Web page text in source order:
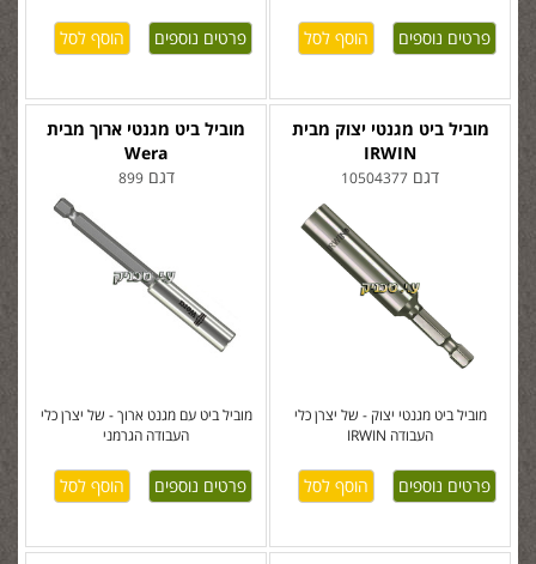
פרטים נוספים פרטים נוספים
מוביל ביט מגנטי ארוך מבית
Wera
דגם899
מוביל ביט עם מגנט ארוך - של יצרן כלי
העבודה הגרמני
פרטים נוספים
מוביל ביט מגנטי יצוק מבית
IRWIN
דגם 10504377
מוביל ביט מגנטי יצוק - של יצרן כלי
העבודה IRWIN
פרטים נוספים